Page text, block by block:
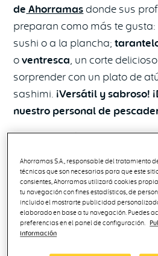
de Ahorramasdonde sus
preparan como más te gusta:
sushi o a la plancha;
oventresca , un corte
sorprender con un plato de
sashimi. ¡Versátil y sabroso!
nuestro personal de
A partir deldía 8 de mayo
tiendas. ¡Busca en la imagen
final, la tienda más cercana
producto único que te hará
El oro rojo del mar, al
Ahorramas S.A., responsable del tratamiento
técnicas que son necesarias para que este
consientes, Ahorramas utilizará cookies
tu navegación con fines estadísticos, de
incluido el mostrarte publicidad
elaborado en base a tu navegación. Puedes
preferencias en el panel de configuración.
información